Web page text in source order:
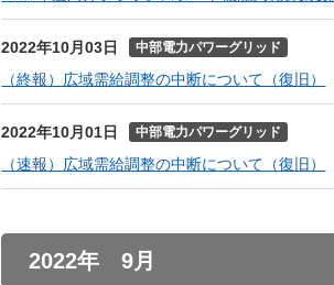
2022年10月03日 中部電力パワーグリッド
（終報）広域需給調整の中断について（復旧）
2022年10月01日 中部電力パワーグリッド
（速報）広域需給調整の中断について（復旧）
2022年 9月